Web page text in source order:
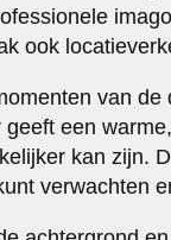
ook
van
geeft een
kan zijn.
verwachten